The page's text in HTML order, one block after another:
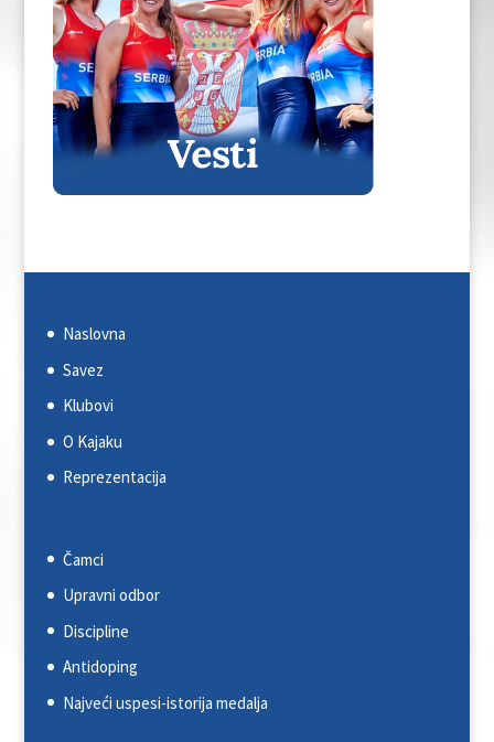
Naslovna
Savez
Klubovi
O Kajaku
Reprezentacija
Čamci
Upravni odbor
Discipline
Antidoping
Najveći uspesi-istorija medalja